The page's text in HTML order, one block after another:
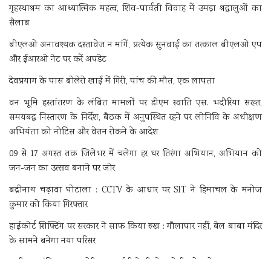
गृहस्थाश्रम का आध्यात्मिक महत्व, शिव-पार्वती विवाह में उमड़ा श्रद्धालुओं का
सैलाब
बीएलओ अनावश्यक दस्तावेज न मांगें, प्रत्येक सुनवाई का तत्काल बीएलओ एप
और ईआरओ नेट पर करें अपडेट
देवप्रयाग के पास बोलेरो खाई में गिरी, पांच की मौत, एक लापता
वन भूमि हस्तांतरण के लंबित मामलों पर डीएम स्वाति एस. भदौरिया सख्त,
समयबद्ध निस्तारण के निर्देश, बैठक में अनुपस्थित रहने पर लोनिवि के अधीक्षण
अभियंता को नोटिस और वेतन रोकने के आदेश
09 से 17 अगस्त तक जिलेभर में चलेगा हर घर तिरंगा अभियान, अभियान को
जन-जन का उत्सव बनाने पर जोर
बद्रीनाथ चढ़ावा घोटाला : CCTV के आधार पर SIT ने हिमाचल के मनोज
कुमार को किया गिरफ्तार
हाईकोर्ट शिफ्टिंग पर सरकार ने साफ किया रुख : गौलापार नहीं, बेल बाबा मंदिर
के सामने बनेगा नया परिसर